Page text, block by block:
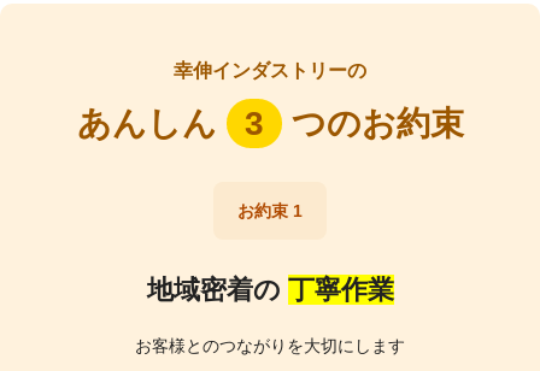
幸伸インダストリーの
あんしん 3 つのお約束
お約束 1
地域密着の 丁寧作業
お客様とのつながりを大切にします